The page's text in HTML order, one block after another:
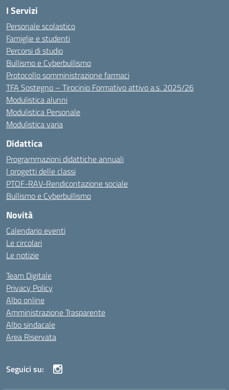
I Servizi
Personale scolastico
Famiglie e studenti
Percorsi di studio
Bullismo e Cyberbullismo
Protocollo somministrazione farmaci
TFA Sostegno – Tirocinio Formativo attivo a.s. 2025/26
Modulistica alunni
Modulistica Personale
Modulistica varia
Didattica
Programmazioni didattiche annuali
I progetti delle classi
PTOF-RAV-Rendicontazione sociale
Bullismo e Cyberbullismo
Novità
Calendario eventi
Le circolari
Le notizie
Team Digitale
Privacy Policy
Albo online
Amministrazione Trasparente
Albo sindacale
Area Riservata
Seguici su: